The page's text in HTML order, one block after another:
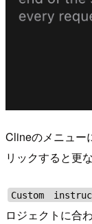
Clineのメニュー
リックすると更
Custom
ロジェクトに合